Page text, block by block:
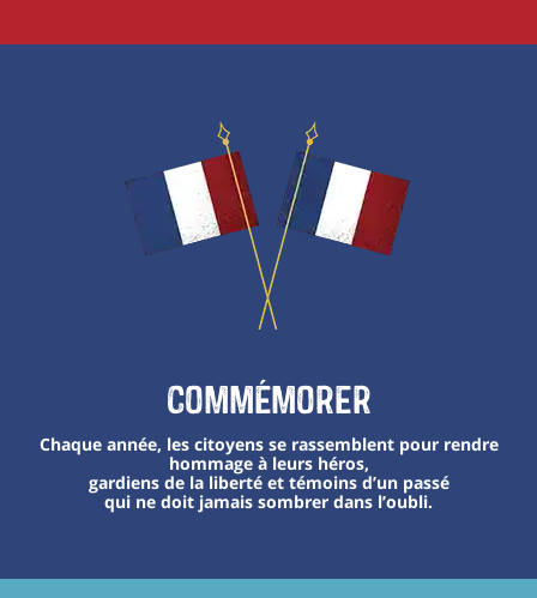
Commémorer
Chaque année, les citoyens se rassemblent pour rendre
hommage à leurs héros,
gardiens de la liberté et témoins d’un passé
qui ne doit jamais sombrer dans l’oubli.